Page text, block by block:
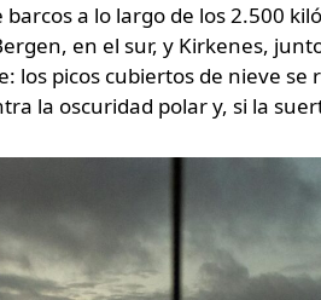
a lo largo de los 2.500
en el sur, y Kirkenes,
los picos cubiertos de nieve se
la oscuridad polar y, si la